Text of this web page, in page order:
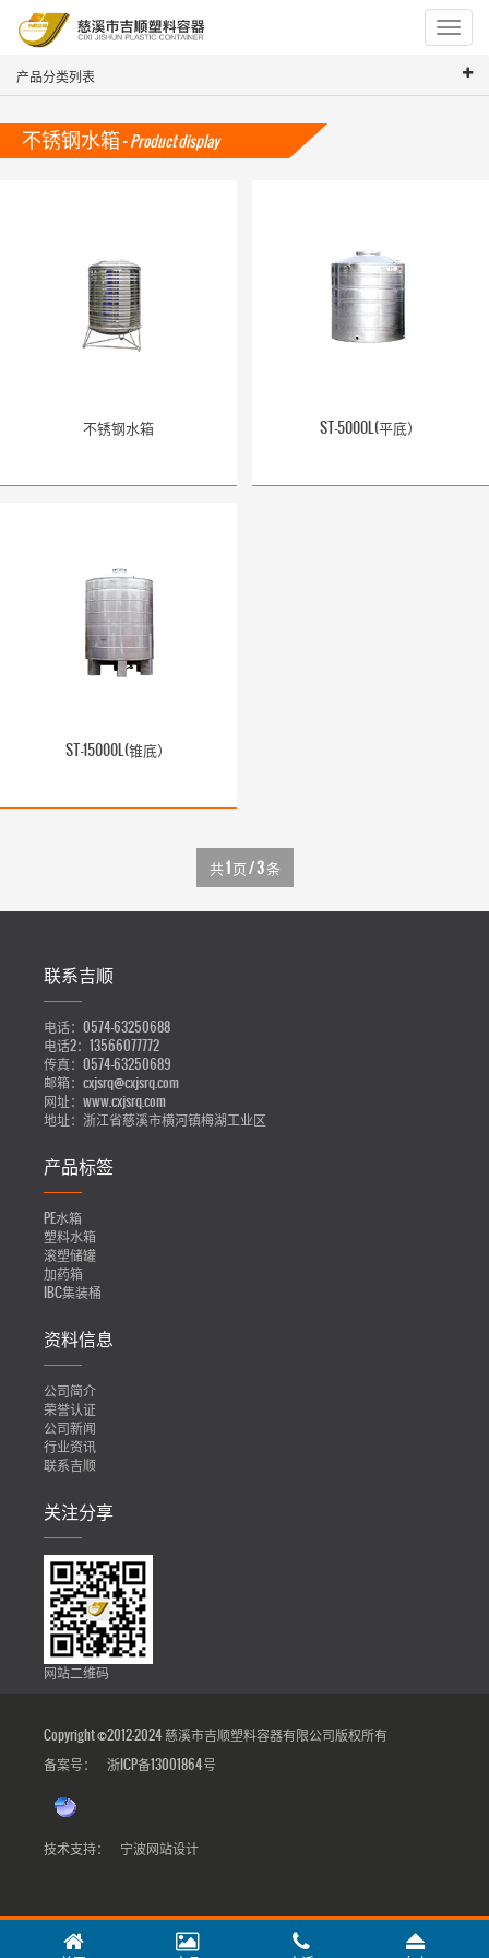
Toggle
产品分类列表
不锈钢水箱 -Product display
不锈钢水箱 ST-5000L(平底）
ST-15000L(锥底）
共1页 /3条
联系吉顺
电话： 0574-63250688
电话2： 13566077772
传真： 0574-63250689
邮箱： cxjsrq@cxjsrq.com
网址： www.cxjsrq.com
地址： 浙江省慈溪市横河镇梅湖工业区
产品标签
PE水箱
塑料水箱
滚塑储罐
加药箱
IBC集装桶
资料信息
公司简介
荣誉认证
公司新闻
行业资讯
联系吉顺
关注分享
网站二维码
Copyright ©2012-2024 慈溪市吉顺塑料容器有限公司版权所有
备案号：
浙ICP备13001864号
技术支持： 宁波网站设计